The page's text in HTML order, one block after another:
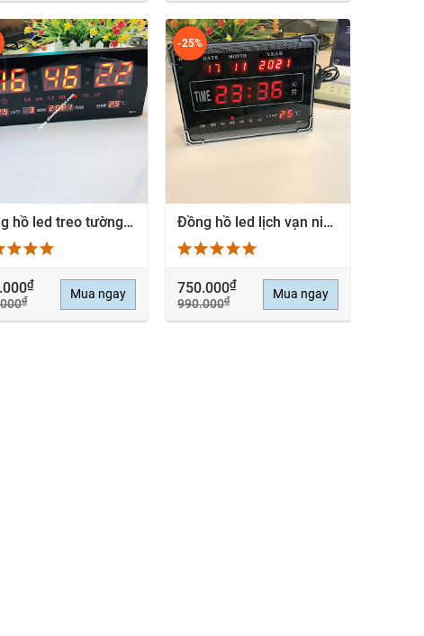
XEM NHANH Đồng hồ led treo tường lịch vạn niên báo thức - 2024
₫
₫ Mua ngay
-25%
XEM NHANH Đồng hồ led lịch vạn niên cao cấp treo tường - Có âm báo giờ tròn
750.000₫
990.000₫ Mua ngay